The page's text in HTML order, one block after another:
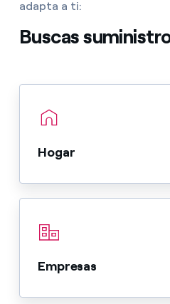
adapta a ti:
Buscas
Hogar
Empresas